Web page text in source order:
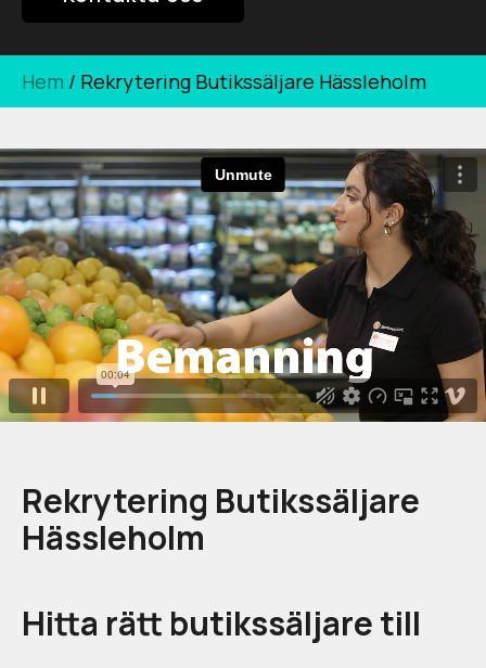
Hem / Rekrytering Butikssäljare Hässleholm
Rekrytering Butikssäljare
Hässleholm
Hitta rätt butikssäljare till